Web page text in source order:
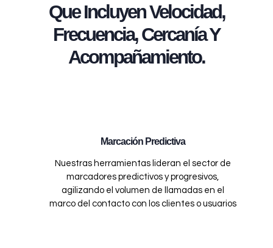
Que Incluyen Velocidad,
Frecuencia, Cercanía Y
Acompañamiento.
Marcación Predictiva
Nuestras herramientas lideran el sector de
marcadores predictivos y progresivos,
agilizando el volumen de llamadas en el
marco del contacto con los clientes o usuarios